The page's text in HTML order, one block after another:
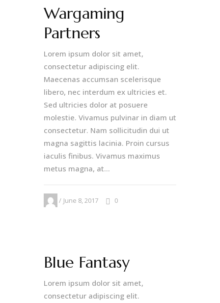
Wargaming
Partners
Lorem ipsum dolor sit amet,
consectetur adipiscing elit.
Maecenas accumsan scelerisque
libero, nec interdum ex ultricies et.
Sed ultricies dolor at posuere
molestie. Vivamus pulvinar in diam ut
consectetur. Nam sollicitudin dui ut
magna sagittis lacinia. Proin cursus
iaculis finibus. Vivamus maximus
metus magna, at...
June 8, 2017 0
Blue Fantasy
Lorem ipsum dolor sit amet,
consectetur adipiscing elit.